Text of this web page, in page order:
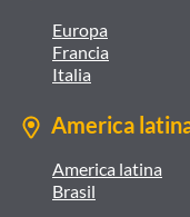
Europa
Francia
Italia
America
America latina
Brasil